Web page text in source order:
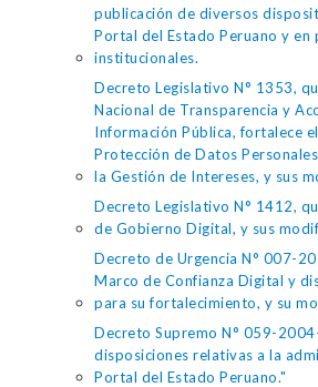
publicación de diversos
Portal del Estado Peruano y en
institucionales.
Decreto Legislativo N° 1353,
Nacional de Transparencia y
Información Pública, fortalece
Protección de Datos
la Gestión de Intereses, y sus
Decreto Legislativo N° 1412,
de Gobierno Digital, y sus
Decreto de Urgencia N° 007-
Marco de Confianza Digital y
para su fortalecimiento, y su
Decreto Supremo N° 059-
disposiciones relativas a la
Portal del Estado Peruano."